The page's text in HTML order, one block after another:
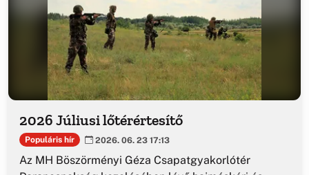
2026 Júliusi lőtérértesítő
Populáris hír 2026. 06. 23 17:13
Az MH Böszörményi Géza Csapatgyakorlótér